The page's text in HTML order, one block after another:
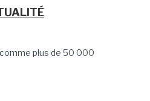
plus de 50 000